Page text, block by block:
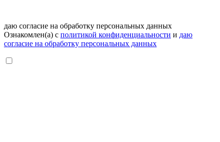
даю согласие на обработку персональных данных
Ознакомлен(а) с политикой конфиденциальности и даю
согласие на обработку персональных данных